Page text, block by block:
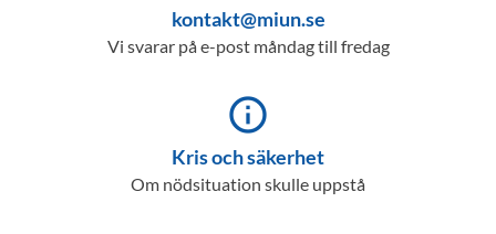
kontakt@miun.se
Vi svarar på e-post måndag till fredag
info_outline
Kris och säkerhet
Om nödsituation skulle uppstå